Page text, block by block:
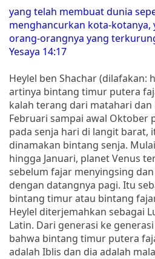
yang telah membuat dunia
menghancurkan kota-kotanya,
orang-orangnya yang
Yesaya 14:17
Heylel ben Shachar (dilafakan:
artinya bintang timur putera
kalah terang dari matahari dan
Februari sampai awal Oktober
pada senja hari di langit barat,
dinamakan bintang senja.
hingga Januari, planet Venus
sebelum fajar menyingsing
dengan datangnya pagi. Itu
bintang timur atau bintang
Heylel diterjemahkan sebagai
Latin. Dari generasi ke
bahwa bintang timur putera
adalah Iblis dan dia adalah